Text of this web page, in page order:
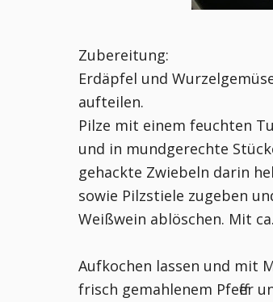
Zubereitung:
Erdäpfel und
aufteilen.
Pilze mit einem feuchten
und in mundgerechte
gehackte Zwiebeln darin
sowie Pilzstiele zugeben
Weißwein ablöschen. Mit
Aufkochen lassen und mit
frisch gemahlenem Pfeffer